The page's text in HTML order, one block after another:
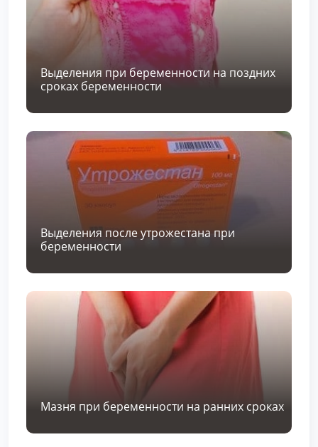
Выделения при беременности на поздних
сроках беременности
Выделения после утрожестана при
беременности
Мазня при беременности на ранних сроках